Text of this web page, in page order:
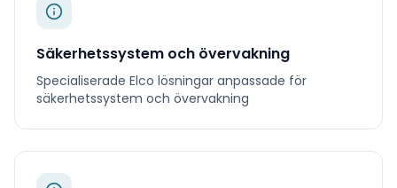
Säkerhetssystem och övervakning
Specialiserade Elco lösningar anpassade för
säkerhetssystem och övervakning